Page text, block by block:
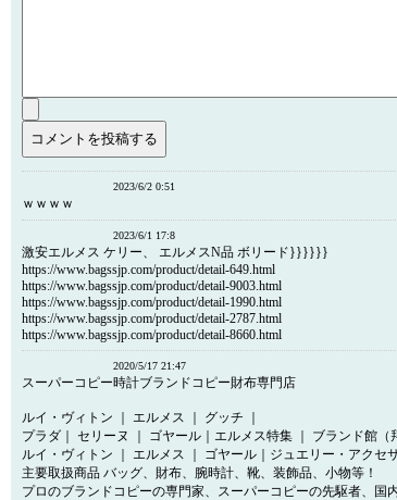
2023/6/2 0:51
ｗｗｗｗ
2023/6/1 17:8
激安エルメス ケリー、 エルメスN品 ボリード}}}}}}
https://www.bagssjp.com/product/detail-649.html
https://www.bagssjp.com/product/detail-9003.html
https://www.bagssjp.com/product/detail-1990.html
https://www.bagssjp.com/product/detail-2787.html
https://www.bagssjp.com/product/detail-8660.html
2020/5/17 21:47
スーパーコピー時計ブランドコピー財布専門店
ルイ・ヴィトン ｜ エルメス ｜ グッチ ｜
プラダ｜ セリーヌ ｜ ゴヤール｜エルメス特集 ｜ ブランド館（
ルイ・ヴィトン ｜ エルメス ｜ ゴヤール｜ジュエリー・アクセ
主要取扱商品 バッグ、財布、腕時計、靴、装飾品、小物等！
プロのブランドコピーの専門家、スーパーコピーの先駆者、国